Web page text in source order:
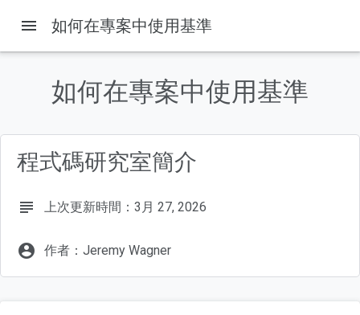
這個頁面中的內容
2. 在本機電腦上設定試用版
3. 如何將 Baseline 整合至專案
4. 選取不同的基準目標，觀察程式碼輸出內容的變化
6. Lint 和其他工具
menu 如何在專案中使用基準
如何在專案中使用基準
程式碼研究室簡介
subject 上次更新時間：3月 27, 2026
account_circle 作者：Jeremy Wagner